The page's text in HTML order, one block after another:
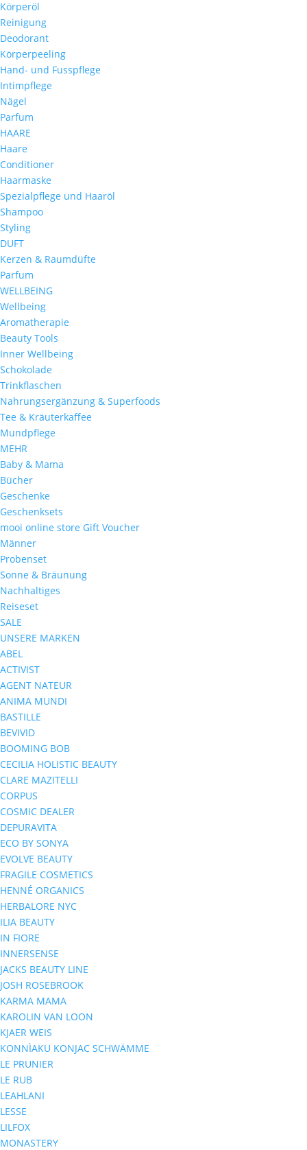
Körperöl
Reinigung
Deodorant
Körperpeeling
Hand- und Fusspflege
Intimpflege
Nägel
Parfum
HAARE
Haare
Conditioner
Haarmaske
Spezialpflege und Haaröl
Shampoo
Styling
DUFT
Kerzen & Raumdüfte
Parfum
WELLBEING
Wellbeing
Aromatherapie
Beauty Tools
Inner Wellbeing
Schokolade
Trinkflaschen
Nahrungsergänzung & Superfoods
Tee & Kräuterkaffee
Mundpflege
MEHR
Baby & Mama
Bücher
Geschenke
Geschenksets
mooi online store Gift Voucher
Männer
Probenset
Sonne & Bräunung
Nachhaltiges
Reiseset
SALE
UNSERE MARKEN
ABEL
ACTIVIST
AGENT NATEUR
ANIMA MUNDI
BASTILLE
BEVIVID
BOOMING BOB
CECILIA HOLISTIC BEAUTY
CLARE MAZITELLI
CORPUS
COSMIC DEALER
DEPURAVITA
ECO BY SONYA
EVOLVE BEAUTY
FRAGILE COSMETICS
HENNÉ ORGANICS
HERBALORE NYC
ILIA BEAUTY
IN FIORE
INNERSENSE
JACKS BEAUTY LINE
JOSH ROSEBROOK
KARMA MAMA
KAROLIN VAN LOON
KJAER WEIS
KONNÌAKU KONJAC SCHWÄMME
LE PRUNIER
LE RUB
LEAHLANI
LESSE
LILFOX
MONASTERY